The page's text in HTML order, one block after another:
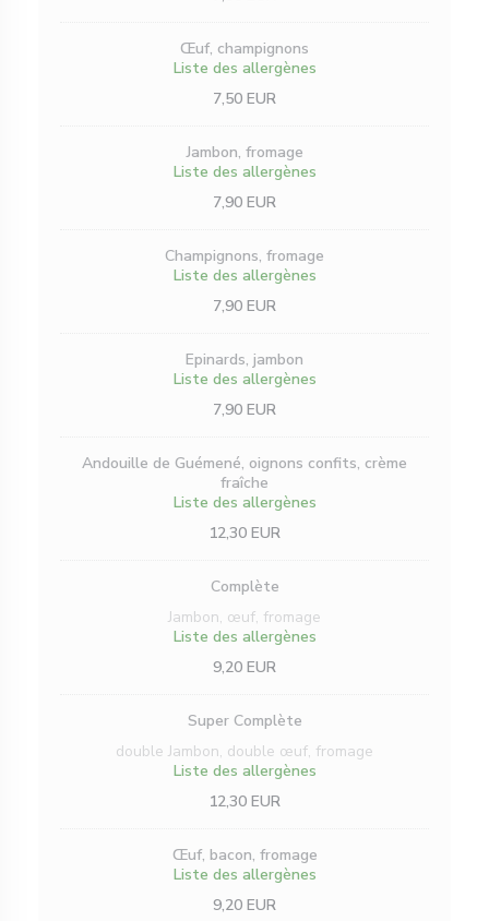
Œuf, champignons
Liste des allergènes
7,50 EUR
Jambon, fromage
Liste des allergènes
7,90 EUR
Champignons, fromage
Liste des allergènes
7,90 EUR
Epinards, jambon
Liste des allergènes
7,90 EUR
Andouille de Guémené, oignons confits, crème
fraîche
Liste des allergènes
12,30 EUR
Complète
Jambon, œuf, fromage
Liste des allergènes
9,20 EUR
Super Complète
double Jambon, double œuf, fromage
Liste des allergènes
12,30 EUR
Œuf, bacon, fromage
Liste des allergènes
9,20 EUR